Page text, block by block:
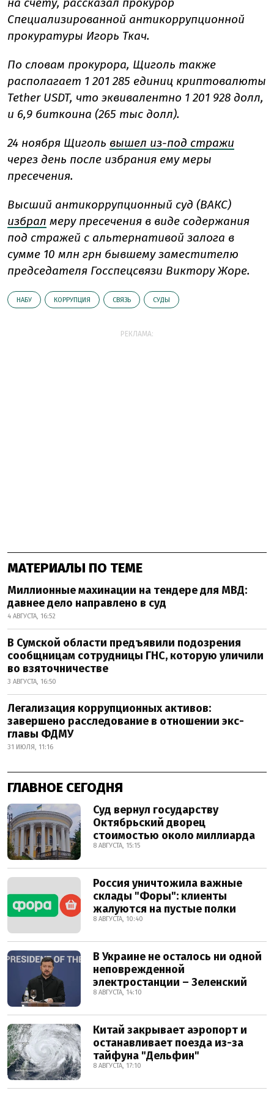
Специализированной антикоррупционной
прокуратуры Игорь Ткач.
По словам прокурора, Щиголь также
располагает 1 201 285 единиц криптовалюты
Tether USDT, что эквивалентно 1 201 928 долл,
и 6,9 биткоина (265 тыс долл).
24 ноября Щиголь вышел из-под стражи
через день после избрания ему меры
пресечения.
Высший антикоррупционный суд (ВАКС)
избрал меру пресечения в виде содержания
под стражей с альтернативой залога в
сумме 10 млн грн бывшему заместителю
председателя Госспецсвязи Виктору Жоре.
НАБУ КОРРУПЦИЯ СВЯЗЬ СУДЫ
РЕКЛАМА:
МАТЕРИАЛЫ ПО ТЕМЕ
Миллионные махинации на тендере для МВД:
давнее дело направлено в суд
4 АВГУСТА, 16:52
В Сумской области предъявили подозрения
сообщницам сотрудницы ГНС, которую уличили
во взяточничестве
3 АВГУСТА, 16:50
Легализация коррупционных активов:
завершено расследование в отношении экс-
главы ФДМУ
31 ИЮЛЯ, 11:16
ГЛАВНОЕ СЕГОДНЯ
Суд вернул государству
Октябрьский дворец
стоимостью около миллиарда
8 АВГУСТА, 15:15
Россия уничтожила важные
склады "Форы": клиенты
жалуются на пустые полки
8 АВГУСТА, 10:40
В Украине не осталось ни одной
неповрежденной
электростанции – Зеленский
8 АВГУСТА, 14:10
Китай закрывает аэропорт и
останавливает поезда из-за
тайфуна "Дельфин"
8 АВГУСТА, 17:10